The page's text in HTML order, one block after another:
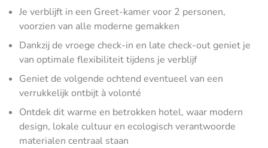
Je verblijft in een Greet-kamer voor 2 personen,
voorzien van alle moderne gemakken
Dankzij de vroege check-in en late check-out geniet je
van optimale flexibiliteit tijdens je verblijf
Geniet de volgende ochtend eventueel van een
verrukkelijk ontbijt à volonté
Ontdek dit warme en betrokken hotel, waar modern
design, lokale cultuur en ecologisch verantwoorde
materialen centraal staan